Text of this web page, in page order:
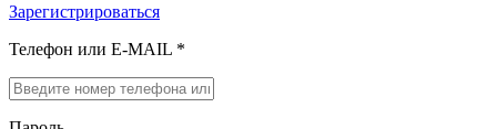
Зарегистрироваться
Телефон или E-MAIL *